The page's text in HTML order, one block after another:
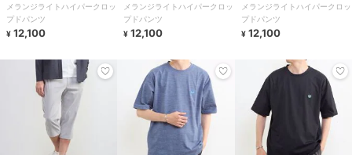
メランジライトハイパークロッ
プドパンツ
¥ 12,100
メランジライトハイパークロッ
プドパンツ
¥ 12,100
メランジライトハイパークロッ
プドパンツ
¥ 12,100